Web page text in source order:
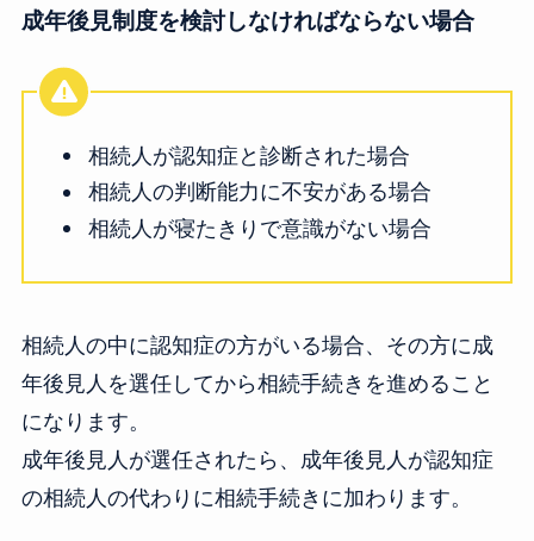
成年後見制度を検討しなければならない場合
相続人が認知症と診断された場合
相続人の判断能力に不安がある場合
相続人が寝たきりで意識がない場合
相続人の中に認知症の方がいる場合、その方に成
年後見人を選任してから相続手続きを進めること
になります。
成年後見人が選任されたら、成年後見人が認知症
の相続人の代わりに相続手続きに加わります。